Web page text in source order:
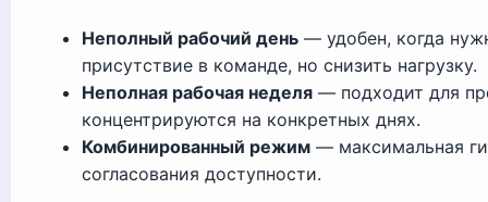
Неполный рабочий день — удобен, когда
присутствие в команде, но снизить нагрузку.
Неполная рабочая неделя — подходит для
концентрируются на конкретных днях.
Комбинированный режим — максимальная
согласования доступности.